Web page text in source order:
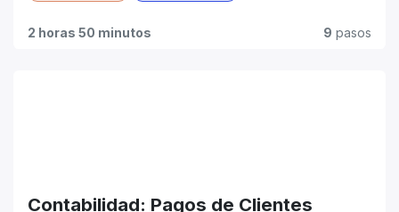
2 horas 50 minutos 9 pasos
Contabilidad: Pagos de Clientes